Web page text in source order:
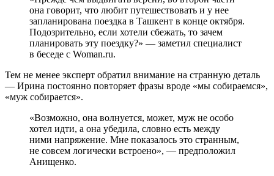
она говорит, что любит путешествовать и у нее
запланирована поездка в Ташкент в конце октября.
Подозрительно, если хотели сбежать, то зачем
планировать эту поездку?» — заметил специалист
в беседе с Woman.ru.
Тем не менее эксперт обратил внимание на странную деталь
— Ирина постоянно повторяет фразы вроде «мы собираемся»,
«муж собирается».
«Возможно, она волнуется, может, муж не особо
хотел идти, а она убедила, словно есть между
ними напряжение. Мне показалось это странным,
не совсем логически встроено», — предположил
Анищенко.